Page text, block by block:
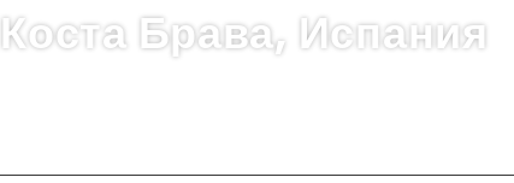
Коста Брава, Испания